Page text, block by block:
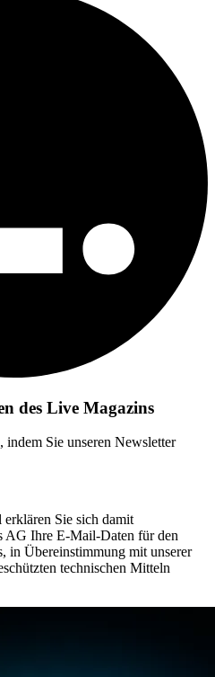
des Live Magazins
Sie unseren Newsletter
Sie sich damit
AG Ihre E-Mail-Daten für den
in Übereinstimmung mit unserer
technischen Mitteln